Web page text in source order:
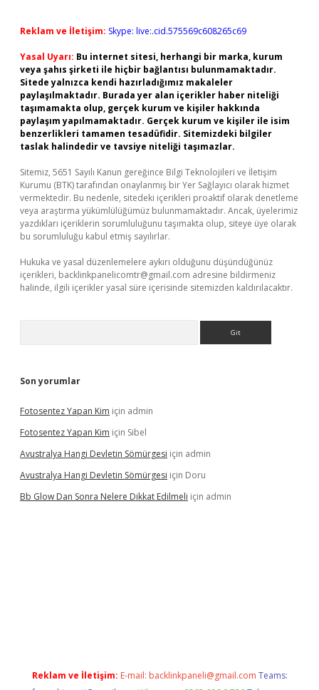
Reklam ve İletişim: Skype: live:.cid.575569c608265c69
Yasal Uyarı: Bu internet sitesi, herhangi bir marka, kurum
veya şahıs şirketi ile hiçbir bağlantısı bulunmamaktadır.
Sitede yalnızca kendi hazırladığımız makaleler
paylaşılmaktadır. Burada yer alan içerikler haber niteliği
taşımamakta olup, gerçek kurum ve kişiler hakkında
paylaşım yapılmamaktadır. Gerçek kurum ve kişiler ile isim
benzerlikleri tamamen tesadüfidir. Sitemizdeki bilgiler
taslak halindedir ve tavsiye niteliği taşımazlar.
Sitemiz, 5651 Sayılı Kanun gereğince Bilgi Teknolojileri ve İletişim
Kurumu (BTK) tarafından onaylanmış bir Yer Sağlayıcı olarak hizmet
vermektedir. Bu nedenle, sitedeki içerikleri proaktif olarak denetleme
veya araştırma yükümlülüğümüz bulunmamaktadır. Ancak, üyelerimiz
yazdıkları içeriklerin sorumluluğunu taşımakta olup, siteye üye olarak
bu sorumluluğu kabul etmiş sayılırlar.
Hukuka ve yasal düzenlemelere aykırı olduğunu düşündüğünüz
içerikleri, backlinkpanelicomtr@gmail.com adresine bildirmeniz
halinde, ilgili içerikler yasal süre içerisinde sitemizden kaldırılacaktır.
Son yorumlar
Fotosentez Yapan Kim için admin
Fotosentez Yapan Kim için Sibel
Avustralya Hangi Devletin Sömürgesi için admin
Avustralya Hangi Devletin Sömürgesi için Doru
Bb Glow Dan Sonra Nelere Dikkat Edilmeli için admin
Reklam ve İletişim: E-mail: backlinkpaneli@gmail.com Teams: